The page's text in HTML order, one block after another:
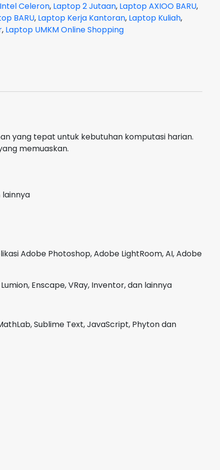
Intel Celeron, Laptop 2 Jutaan, Laptop AXIOO BARU,
BARU, Laptop Kerja Kantoran, Laptop Kuliah,
, Laptop UMKM Online Shopping
yang tepat untuk kebutuhan komputasi harian.
memuaskan.
lainnya
Adobe Photoshop, Adobe LightRoom, AI, Adobe
Enscape, VRay, Inventor, dan lainnya
Sublime Text, JavaScript, Phyton dan